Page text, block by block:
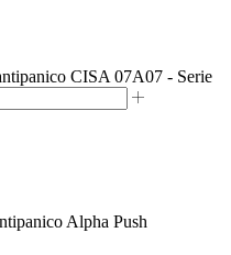
CISA 07A07 - Serie
Alpha Push